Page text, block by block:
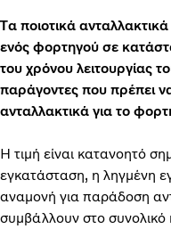
Τα ποιοτικά
ενός φορτηγού σε
του χρόνου λειτουργίας
παράγοντες που πρέπει
ανταλλακτικά για το
Η τιμή είναι κατανοητό
εγκατάσταση, η ληγμένη
αναμονή για παράδοση
συμβάλλουν στο συνολικό